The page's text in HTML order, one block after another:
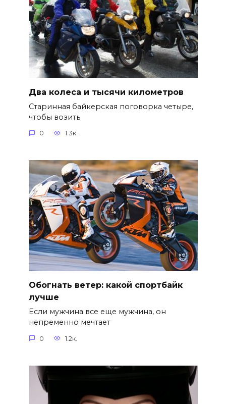
Два колеса и тысячи километров
Старинная байкерская поговорка четыре,
чтобы возить
0 1.3к.
Обогнать ветер: какой спортбайк
лучше
Если мужчина все еще мужчина, он
непременно мечтает
0 1.2к.